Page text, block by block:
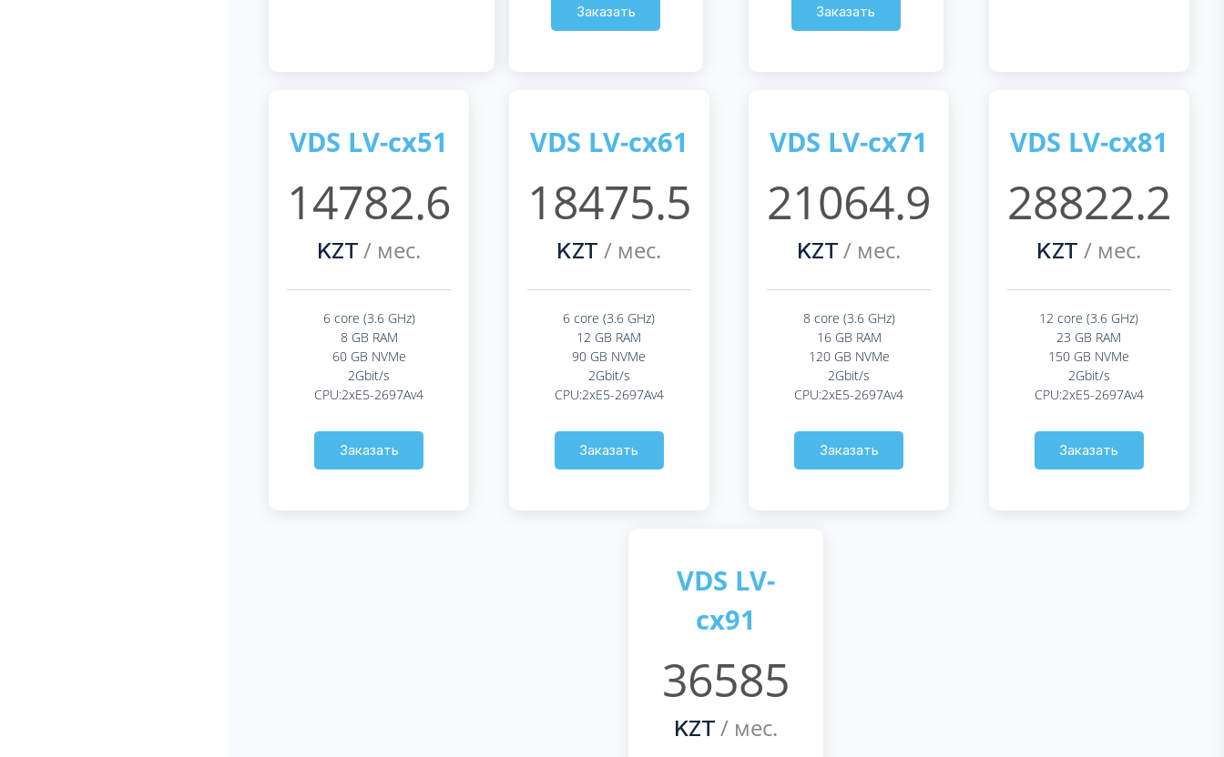
Заказать Заказать
VDS LV-cx51
14782.6
KZT / мес.
6 core (3.6 GHz)
8 GB RAM
60 GB NVMe
2Gbit/s
CPU:2xE5-2697Av4
Заказать
VDS LV-cx61
18475.5
KZT / мес.
6 core (3.6 GHz)
12 GB RAM
90 GB NVMe
2Gbit/s
CPU:2xE5-2697Av4
Заказать
VDS LV-cx71
21064.9
KZT / мес.
8 core (3.6 GHz)
16 GB RAM
120 GB NVMe
2Gbit/s
CPU:2xE5-2697Av4
Заказать
VDS LV-cx81
28822.2
KZT / мес.
12 core (3.6 GHz)
23 GB RAM
150 GB NVMe
2Gbit/s
CPU:2xE5-2697Av4
Заказать
VDS LV-
cx91
36585
KZT / мес.